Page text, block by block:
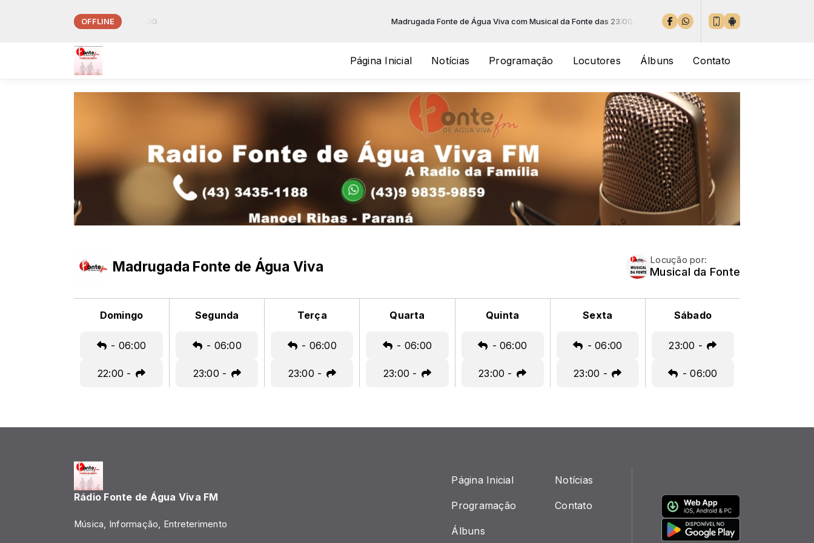
OFFLINE
da Fonte das 23:00 às 06:00 Madrugada Fonte de Água Viva com Musical da Fonte das 23:00 às 06:00
Página Inicial Notícias Programação Locutores Álbuns Contato
Madrugada Fonte de Água Viva Locução por:
Musical da Fonte
Domingo
- 06:00
22:00 -
Segunda
- 06:00
23:00 -
Terça
- 06:00
23:00 -
Quarta
- 06:00
23:00 -
Quinta
-06:00
23:00 -
Sexta
-06:00
23:00 -
Sábado
23:00 -
-06:00
Rádio Fonte de Água Viva FM
Música, Informação, Entreterimento
Página Inicial
Programação
Álbuns
Notícias
Contato